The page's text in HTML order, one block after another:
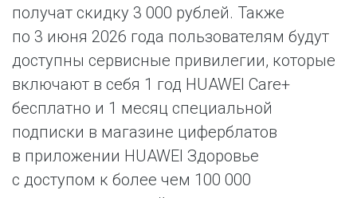
получат скидку 3 000 рублей. Также
по 3 июня 2026 года пользователям будут
доступны сервисные привилегии, которые
включают в себя 1 год HUAWEI Care+
бесплатно и 1 месяц специальной
подписки в магазине циферблатов
в приложении HUAWEI Здоровье
с доступом к более чем 100 000